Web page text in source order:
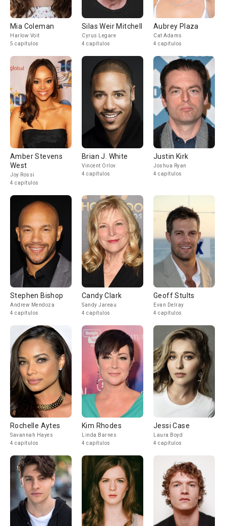
Mia Coleman
Harlow Voit
5 capítulos
Silas Weir Mitchell
Cyrus Legare
4 capítulos
Aubrey Plaza
Cat Adams
4 capítulos
Amber Stevens
West
Joy Rossi
4 capítulos
Brian J. White
Vincent Orlov
4 capítulos
Justin Kirk
Joshua Ryan
4 capítulos
Stephen Bishop
Andrew Mendoza
4 capítulos
Candy Clark
Sandy Jareau
4 capítulos
Geoff Stults
Evan Delray
4 capítulos
Rochelle Aytes
Savannah Hayes
4 capítulos
Kim Rhodes
Linda Barnes
4 capítulos
Jessi Case
Laura Boyd
4 capítulos